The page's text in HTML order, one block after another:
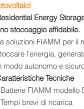
Energy
stoccaggio affidabile.
soluzioni FIAMM per il
l’energia,
modo autonomo e
Tecniche
FIAMM modello
brevi di ricarica